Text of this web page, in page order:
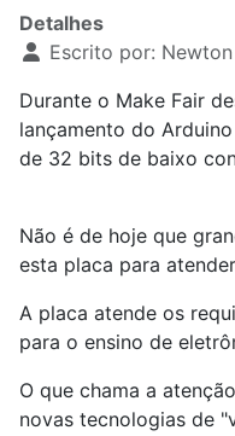
Detalhes
Escrito por:
Durante o Make Fair
lançamento do
de 32 bits de baixo
Não é de hoje que
esta placa para
A placa atende os
para o ensino de
O que chama a
novas tecnologias de